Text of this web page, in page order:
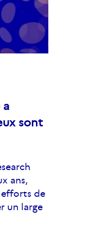
a
sont
ans,
efforts de
un large